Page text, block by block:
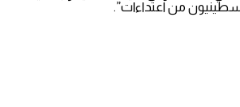
من اعتداءات”.